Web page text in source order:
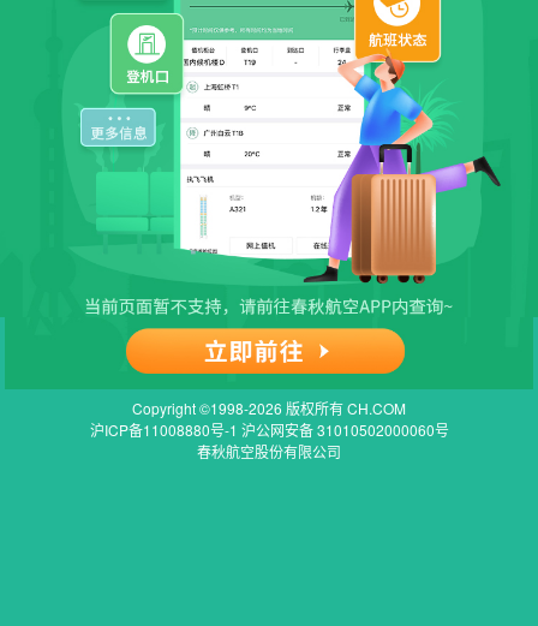
Copyright ©1998-2026 版权所有 CH.COM
沪ICP备11008880号-1 沪公网安备 31010502000060号
春秋航空股份有限公司